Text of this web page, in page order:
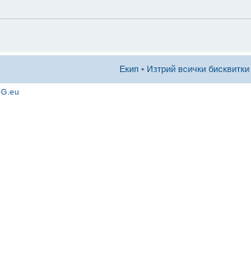
Екип • Изтрий всички бисквитки